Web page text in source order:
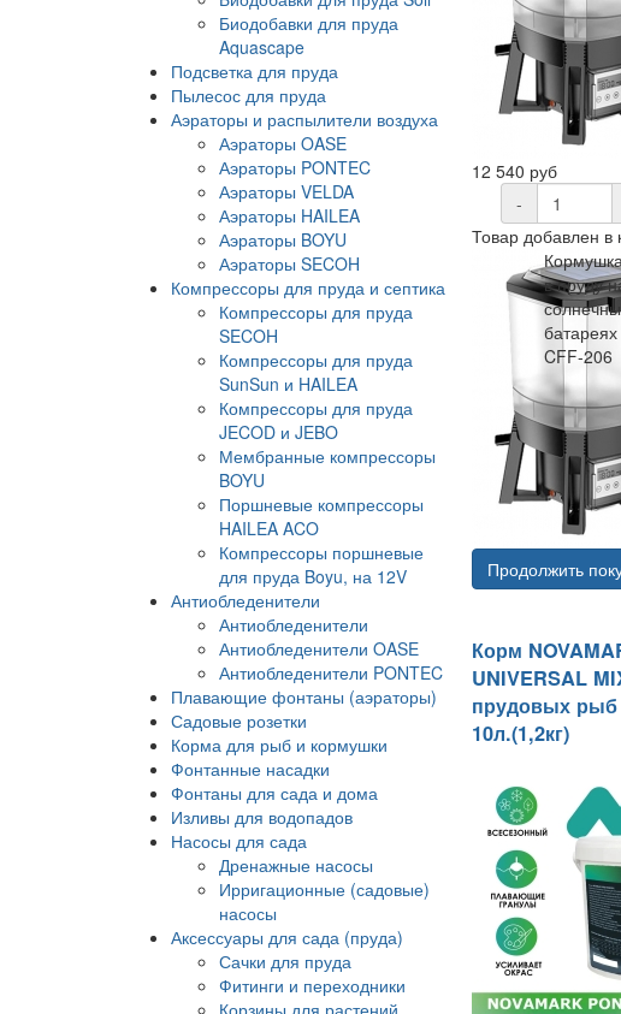
Биодобавки для пруда
Aquascape
Подсветка для пруда
Пылесос для пруда
Аэраторы и распылители воздуха
Аэраторы OASE
Аэраторы PONTEC
Аэраторы VELDA
Аэраторы HAILEA
Аэраторы BOYU
Аэраторы SECOH
Компрессоры для пруда и септика
Компрессоры для пруда
SECOH
Компрессоры для пруда
SunSun и HAILEA
Компрессоры для пруда
JECOD и JEBO
Мембранные компрессоры
BOYU
Поршневые компрессоры
HAILEA ACO
Компрессоры поршневые
для пруда Boyu, на 12V
Антиобледенители
Антиобледенители
Антиобледенители OASE
Антиобледенители PONTEC
Плавающие фонтаны (аэраторы)
Садовые розетки
Корма для рыб и кормушки
Фонтанные насадки
Фонтаны для сада и дома
Изливы для водопадов
Насосы для сада
Дренажные насосы
Ирригационные (садовые)
насосы
Аксессуары для сада (пруда)
Сачки для пруда
Фитинги и переходники
Корзины для растений
12 540 руб
-
Товар добавлен в
в пруду
CFF-206
Продолжить
Корм
UNIVERSAL
прудовых рыб
10л.(1,2кг)